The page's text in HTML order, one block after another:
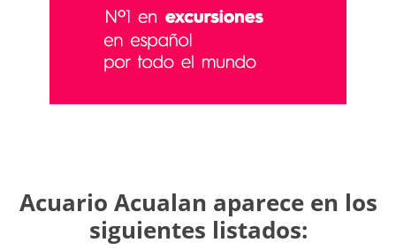
Acuario Acualan aparece en los
siguientes listados: